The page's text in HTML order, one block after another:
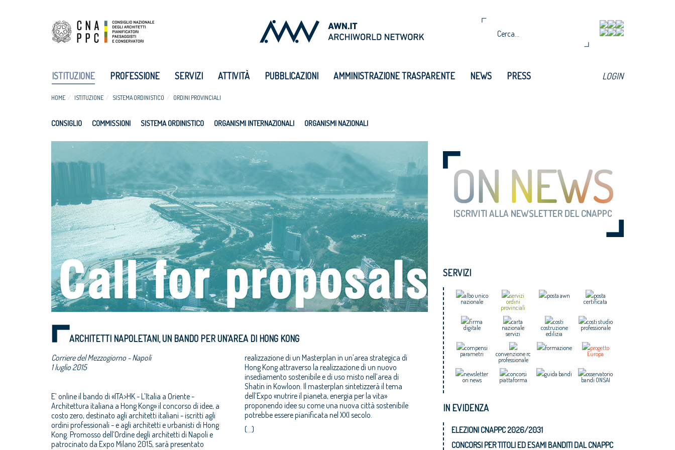
ISTITUZIONE PROFESSIONE SERVIZI ATTIVITÀ PUBBLICAZIONI AMMINISTRAZIONE TRASPARENTE NEWS PRESS LOGIN
HOME ISTITUZIONE SISTEMA ORDINISTICO ORDINI PROVINCIALI
CONSIGLIO COMMISSIONI SISTEMA ORDINISTICO ORGANISMI INTERNAZIONALI ORGANISMI NAZIONALI
ARCHITETTI NAPOLETANI, UN BANDO PER UN’AREA DI HONG KONG
Corriere del Mezzogiorno - Napoli
1 luglio 2015
E’ online il bando di «ITA>HK - L’Italia a Oriente -
Architettura italiana a Hong Kong» il concorso di idee, a
costo zero, destinato agli architetti italiani - iscritti agli
ordini professionali - e agli architetti e urbanisti di Hong
Kong. Promosso dell’Ordine degli architetti di Napoli e
patrocinato da Expo Milano 2015, sarà presentato
realizzazione di un Masterplan in un’area strategica di
Hong Kong attraverso la realizzazione di un nuovo
insediamento sostenibile e di uso misto nell’area di
Shatin in Kowloon. Il masterplan sintetizzerà il tema
dell’Expo «nutrire il pianeta, energia per la vita»
proponendo idee su come una nuova città sostenibile
potrebbe essere pianificata nel XXI secolo.
(...)
SERVIZI
albo unico
nazionale
servizi
ordini
provinciali
posta awn
posta
certificata
firma
digitale
carta
nazionale
servizi
costi
costruzione
edilizia
costi studio
professionale
compensi
parametri
convenzione rc
professionale
formazione
progetto
Europa
newsletter
on news
concorsi
piattaforma
guida bandi
osservatorio
bandi ONSAI
IN EVIDENZA
ELEZIONI CNAPPC 2026/2031
CONCORSI PER TITOLI ED ESAMI BANDITI DAL CNAPPC